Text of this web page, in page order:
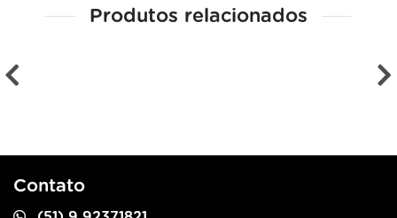
Produtos relacionados
Contato